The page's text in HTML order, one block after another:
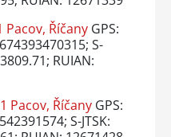
Pacov, ŘíčanyGPS:
S-
RUIAN:
Pacov, ŘíčanyGPS:
S-JTSK: